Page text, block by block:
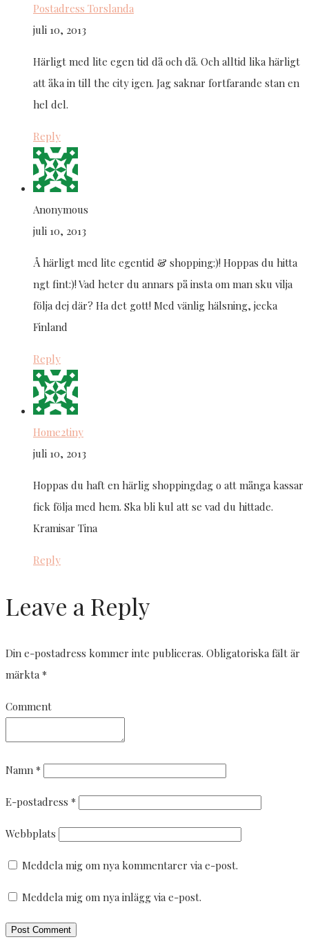
Postadress Torslanda
juli 10, 2013
Härligt med lite egen tid då och då. Och alltid lika härligt
att åka in till the city igen. Jag saknar fortfarande stan en
hel del.
Reply
Anonymous
juli 10, 2013
Å härligt med lite egentid & shopping:)! Hoppas du hitta
ngt fint:)! Vad heter du annars på insta om man sku vilja
följa dej där? Ha det gott! Med vänlig hälsning, jecka
Finland
Reply
Home2tiny
juli 10, 2013
Hoppas du haft en härlig shoppingdag o att många kassar
fick följa med hem. Ska bli kul att se vad du hittade.
Kramisar Tina
Reply
Leave a Reply
Din e-postadress kommer inte publiceras. Obligatoriska fält är
märkta *
Comment
Namn *
E-postadress *
Webbplats
Meddela mig om nya kommentarer via e-post.
Meddela mig om nya inlägg via e-post.